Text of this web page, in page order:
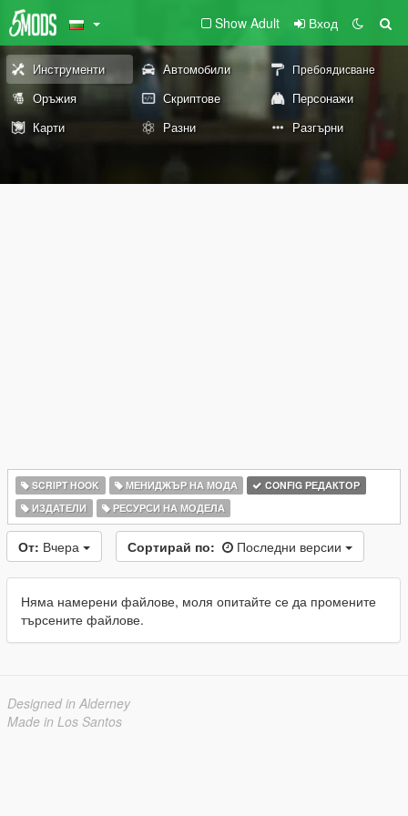
Show Adult Вход
Инструменти Автомобили Пребоядисване
Оръжия Скриптове
Персонажи
Карти
Разни Разгърни
SCRIPT HOOK МЕНИДЖЪР НА МОДА
CONFIG РЕДАКТОР
ИЗДАТЕЛИ
РЕСУРСИ НА МОДЕЛА
От: Вчера Сортирай по: Последни версии
Няма намерени файлове, моля опитайте се да промените
търсените файлове.
Designed in Alderney
Made in Los Santos